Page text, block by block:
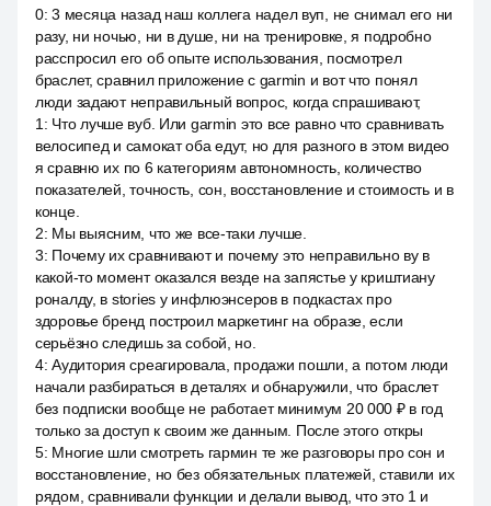
0:3 месяца назад наш коллега надел вуп, не снимал его ни
разу, ни ночью, ни в душе, ни на тренировке, я подробно
расспросил его об опыте использования, посмотрел
браслет, сравнил приложение с garmin и вот что понял
люди задают неправильный вопрос, когда спрашивают,
1 : Что лучше вуб. Или garmin это все равно что сравнивать
велосипед и самокат оба едут, но для разного в этом видео
я сравню их по 6 категориям автономность, количество
показателей, точность, сон, восстановление и стоимость и в
конце.
2: Мы выясним, что же все-таки лучше.
3: Почему их сравнивают и почему это неправильно ву в
какой-то момент оказался везде на запястье у криштиану
роналду, в stories у инфлюэнсеров в подкастах про
здоровье бренд построил маркетинг на образе, если
серьёзно следишь за собой, но.
4:Аудитория среагировала, продажи пошли, а потом люди
начали разбираться в деталях и обнаружили, что браслет
без подписки вообще не работает минимум 20 000 ₽ в год
только за доступ к своим же данным. После этого откры
5: Многие шли смотреть гармин те же разговоры про сон и
восстановление, но без обязательных платежей, ставили их
рядом, сравнивали функции и делали вывод, что это 1 и